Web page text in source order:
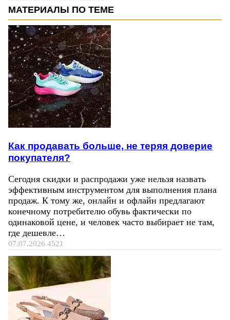
МАТЕРИАЛЫ ПО ТЕМЕ
Как продавать больше, не теряя доверие
покупателя?
Сегодня скидки и распродажи уже нельзя назвать
эффективным инструментом для выполнения плана
продаж. К тому же, онлайн и офлайн предлагают
конечному потребителю обувь фактически по
одинаковой цене, и человек часто выбирает не там,
где дешевле…
07.07.2026 4521